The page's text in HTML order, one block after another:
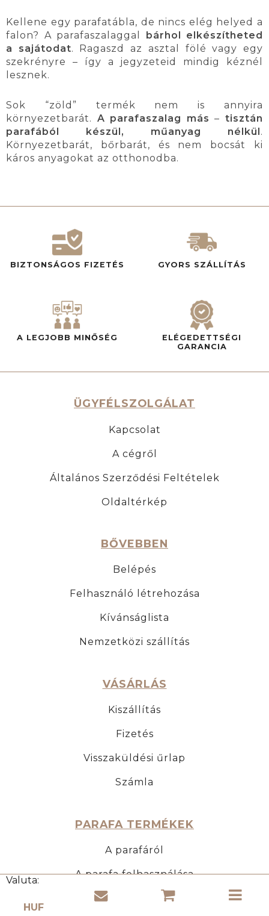
Valuta:
Kellene egy parafatábla, de nincs elég helyed a
falon? A parafaszalaggal
bárhol elkészítheted
a sajátodat. Ragaszd az asztal fölé vagy egy
szekrényre – így a jegyzeteid mindig kéznél
lesznek.
Sok “zöld” termék nem is annyira
környezetbarát. A parafaszalag más –tisztán
parafából készül, műanyag nélkül .
Környezetbarát, bőrbarát, és nem bocsát ki
káros anyagokat az otthonodba.
BIZTONSÁGOS FIZETÉS GYORS SZÁLLÍTÁS
A LEGJOBB MINŐSÉG
ELÉGEDETTSÉGI
GARANCIA
ÜGYFÉLSZOLGÁLAT
Kapcsolat
A cégről
Általános Szerződési Feltételek
Oldaltérkép
BŐVEBBEN
Belépés
Felhasználó létrehozása
Kívánságlista
Nemzetközi szállítás
VÁSÁRLÁS
Kiszállítás
Fizetés
Visszaküldési űrlap
Számla
PARAFA TERMÉKEK
A parafáról
A parafa felhasználása
A parafa tulajdonságai